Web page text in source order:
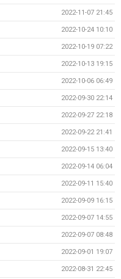
2022-11-07 21:45
2022-10-24 10:10
2022-10-19 07:22
2022-10-13 19:15
2022-10-06 06:49
2022-09-30 22:14
2022-09-27 22:18
2022-09-22 21:41
2022-09-15 13:40
2022-09-14 06:04
2022-09-11 15:40
2022-09-09 16:15
2022-09-07 14:55
2022-09-07 08:48
2022-09-01 19:07
2022-08-31 22:45